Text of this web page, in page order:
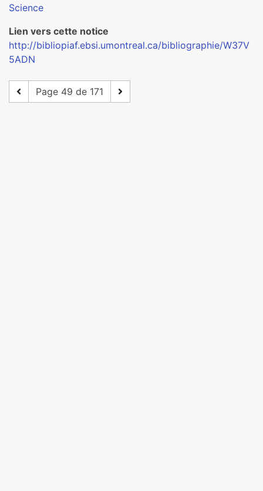
Science
Lien vers cette notice
http://bibliopiaf.ebsi.umontreal.ca/bibliographie/W37V
5ADN
Page 49 de 171